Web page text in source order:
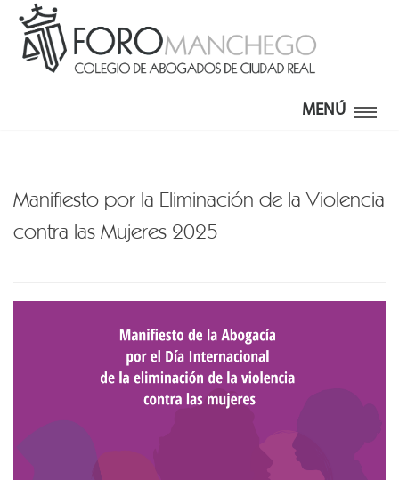
MENÚ
Manifiesto por la Eliminación de la Violencia
contra las Mujeres 2025